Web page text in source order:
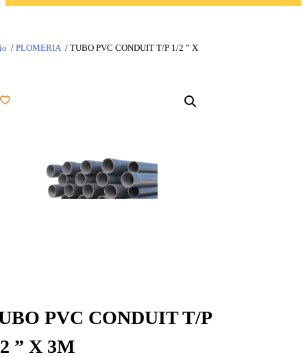
/ PLOMERIA / TUBO PVC CONDUIT T/P 1/2 ” X
PVC CONDUIT T/P
” X 3M